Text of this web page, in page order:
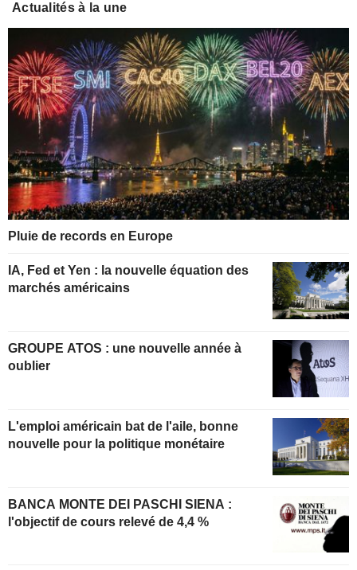
Actualités à la une
Pluie de records en Europe
IA, Fed et Yen : la nouvelle équation des
marchés américains
GROUPE ATOS : une nouvelle année à
oublier
L'emploi américain bat de l'aile, bonne
nouvelle pour la politique monétaire
BANCA MONTE DEI PASCHI SIENA :
l'objectif de cours relevé de 4,4 %